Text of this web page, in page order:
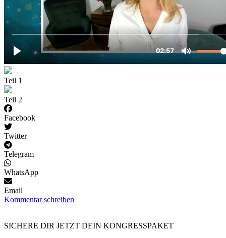
Teil 1
Teil 2
Facebook
Twitter
Telegram
WhatsApp
Email
Kommentar schreiben
SICHERE DIR JETZT DEIN KONGRESSPAKET​